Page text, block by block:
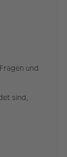
und
sind,